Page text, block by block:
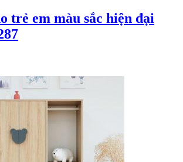
trẻ em màu sắc hiện đại